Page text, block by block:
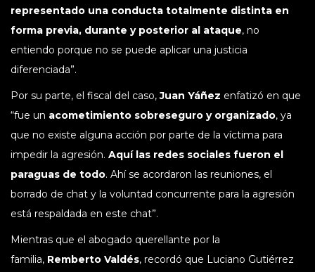
representado una conducta totalmente distinta en
forma previa, durante y posterior al ataque, no
entiendo porque no se puede aplicar una justicia
diferenciada”.
Por su parte, el fiscal del caso,Juan Yáñez enfatizó en que
“fue un acometimiento sobreseguro y organizado, ya
que no existe alguna acción por parte de la víctima para
impedir la agresión. Aquí las redes sociales fueron el
paraguas de todo. Ahí se acordaron las reuniones, el
borrado de chat y la voluntad concurrente para la agresión
está respaldada en este chat”.
Mientras que el abogado querellante por la
familia, Remberto Valdés, recordó que Luciano Gutiérrez